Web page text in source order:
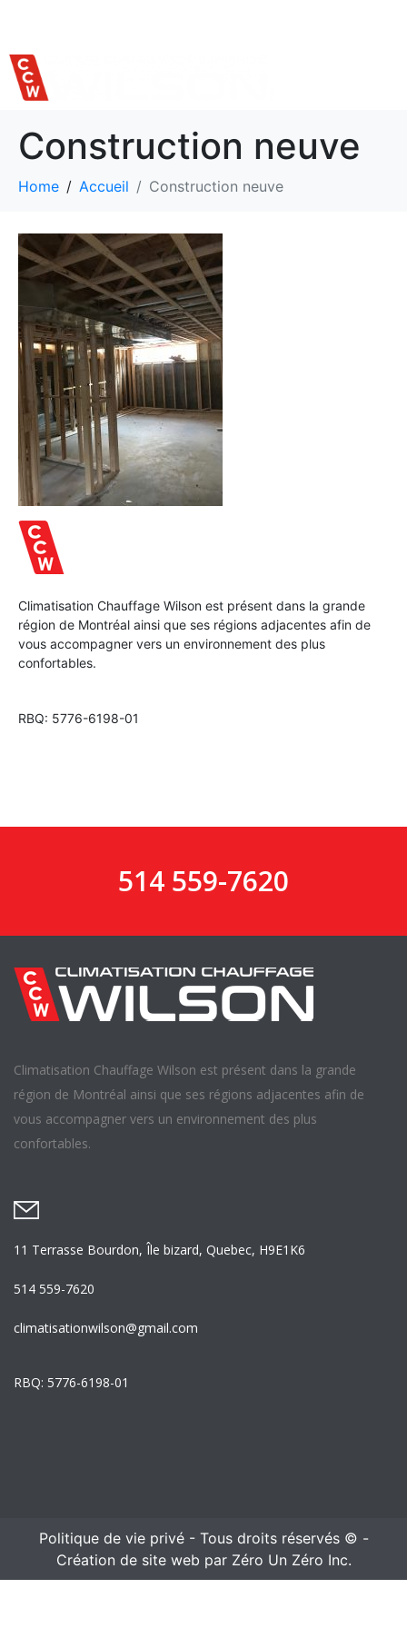
Construction neuve
Home Accueil Construction neuve
Climatisation Chauffage Wilson est présent dans la grande
région de Montréal ainsi que ses régions adjacentes afin de
vous accompagner vers un environnement des plus
confortables.
RBQ: 5776-6198-01
514 559-7620
Climatisation Chauffage Wilson est présent dans la grande
région de Montréal ainsi que ses régions adjacentes afin de
vous accompagner vers un environnement des plus
confortables.
11 Terrasse Bourdon, Île bizard, Quebec, H9E1K6
514 559-7620
climatisationwilson@gmail.com
RBQ: 5776-6198-01
Politique de vie privé - Tous droits réservés © -
Création de site web par Zéro Un Zéro Inc.